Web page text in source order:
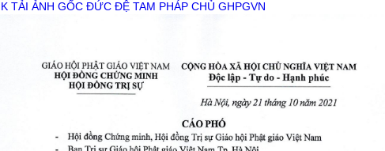
TẢI ẢNH GỐC ĐỨC ĐỆ TAM PHÁP CHỦ GHPGVN